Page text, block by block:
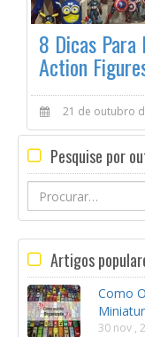
8 Dicas Para
Action
21 de outubro
Pesquise por
Search
for:
Artigos
Como
30 nov ,